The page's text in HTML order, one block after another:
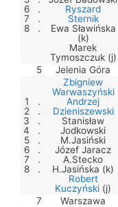
6
7
8
.
.
.
Ryszard
Sternik
Ewa Sławińska
(k)
Marek
Tymoszczuk (j)
5 Jelenia Góra
1
2
3
4
5
6
7
8
.
.
.
.
.
.
.
.
Zbigniew
Warwaszyński
Andrzej
Dzieniszewski
Stanisław
Jodkowski
M.Jasiński
Józef Jaracz
A.Stecko
H.Jasińska (k)
Robert
Kuczyński (j)
7 Warszawa